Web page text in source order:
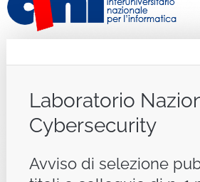
Laboratorio
Cybersecurity
Avviso di selezione